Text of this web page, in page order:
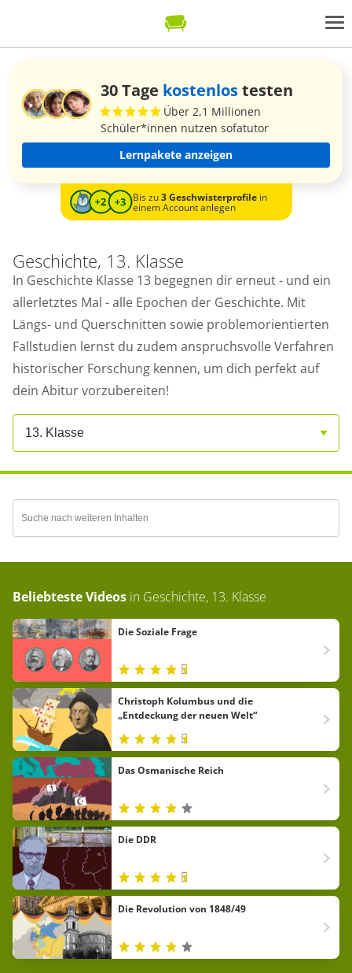
30 Tage kostenlostesten
Über 2,1 Millionen
Schüler*innen nutzen sofatutor
Lernpakete anzeigen
Bis zu3 Geschwisterprofilein
einem Account anlegen
Geschichte, 13. Klasse
In Geschichte Klasse 13 begegnen dir erneut - und ein
allerletztes Mal - alle Epochen der Geschichte. Mit
Längs- und Querschnitten sowie problemorientierten
Fallstudien lernst du zudem anspruchsvolle Verfahren
historischer Forschung kennen, um dich perfekt auf
dein Abitur vorzubereiten!
13. Klasse
Beliebteste Videos in Geschichte, 13. Klasse
Die Soziale Frage
Christoph Kolumbus und die
„Entdeckung der neuen Welt“
Das Osmanische Reich
Die DDR
Die Revolution von 1848/49